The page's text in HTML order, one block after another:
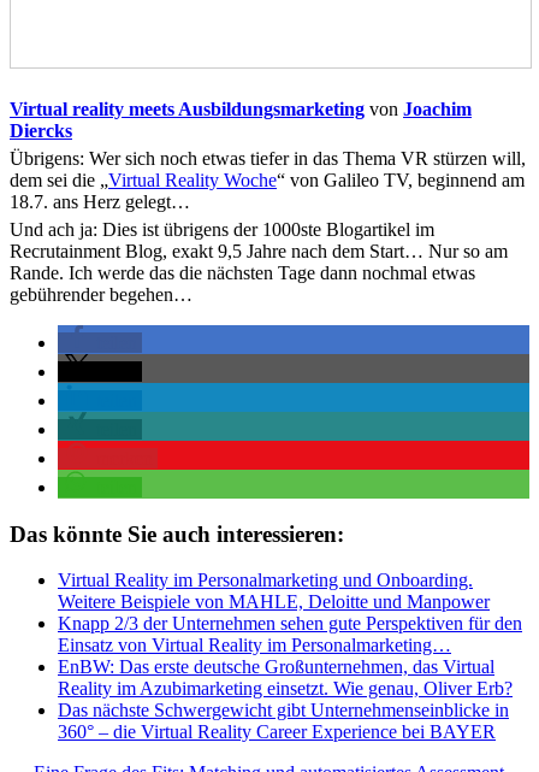
Virtual reality meets Ausbildungsmarketing von Joachim
Diercks
Übrigens: Wer sich noch etwas tiefer in das Thema VR stürzen will,
dem sei die „Virtual Reality Woche“ von Galileo TV, beginnend am
18.7. ans Herz gelegt…
Und ach ja: Dies ist übrigens der 1000ste Blogartikel im
Recrutainment Blog, exakt 9,5 Jahre nach dem Start… Nur so am
Rande. Ich werde das die nächsten Tage dann nochmal etwas
gebührender begehen…
Das könnte Sie auch interessieren:
Virtual Reality im Personalmarketing und Onboarding.
Weitere Beispiele von MAHLE, Deloitte und Manpower
Knapp 2/3 der Unternehmen sehen gute Perspektiven für den
Einsatz von Virtual Reality im Personalmarketing…
EnBW: Das erste deutsche Großunternehmen, das Virtual
Reality im Azubimarketing einsetzt. Wie genau, Oliver Erb?
Das nächste Schwergewicht gibt Unternehmenseinblicke in
360° – die Virtual Reality Career Experience bei BAYER